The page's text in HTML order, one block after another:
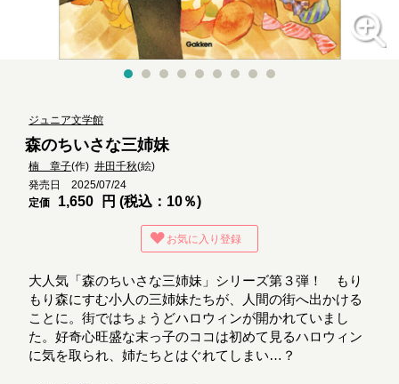
ジュニア文学館
森のちいさな三姉妹
楠 章子(作)井田千秋(絵)
発売日 2025/07/24
定価
1,650 円 (税込：10％)
お気に入り登録
大人気「森のちいさな三姉妹」シリーズ第３弾！ もり
もり森にすむ小人の三姉妹たちが、人間の街へ出かける
ことに。街ではちょうどハロウィンが開かれていまし
た。好奇心旺盛な末っ子のココは初めて見るハロウィン
に気を取られ、姉たちとはぐれてしまい…？